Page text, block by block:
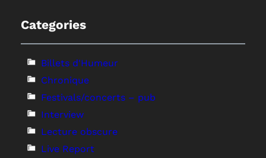
Categories
Billets d'Humeur
Chronique
Festivals/concerts – pub
Interview
Lecture obscure
Live Report